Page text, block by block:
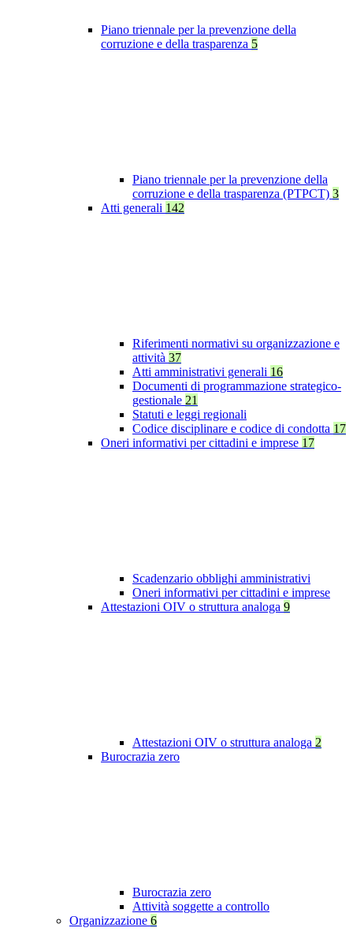
Piano triennale per la prevenzione della
corruzione e della trasparenza 5
Piano triennale per la prevenzione della
corruzione e della trasparenza (PTPCT) 3
Atti generali 142
Riferimenti normativi su organizzazione e
attività 37
Atti amministrativi generali 16
Documenti di programmazione strategico-
gestionale 21
Statuti e leggi regionali
Codice disciplinare e codice di condotta 17
Oneri informativi per cittadini e imprese 17
Scadenzario obblighi amministrativi
Oneri informativi per cittadini e imprese
Attestazioni OIV o struttura analoga 9
Attestazioni OIV o struttura analoga 2
Burocrazia zero
Burocrazia zero
Attività soggette a controllo
Organizzazione 6